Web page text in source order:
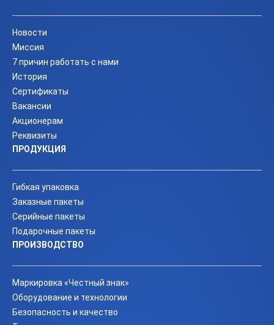
Новости
Миссия
7 причин работать с нами
История
Сертификаты
Вакансии
Акционерам
Реквизиты
ПРОДУКЦИЯ
Гибкая упаковка
Заказные пакеты
Серийные пакеты
Подарочные пакеты
ПРОИЗВОДСТВО
Маркировка «Честный знак»
Оборудование и технологии
Безопасность и качество